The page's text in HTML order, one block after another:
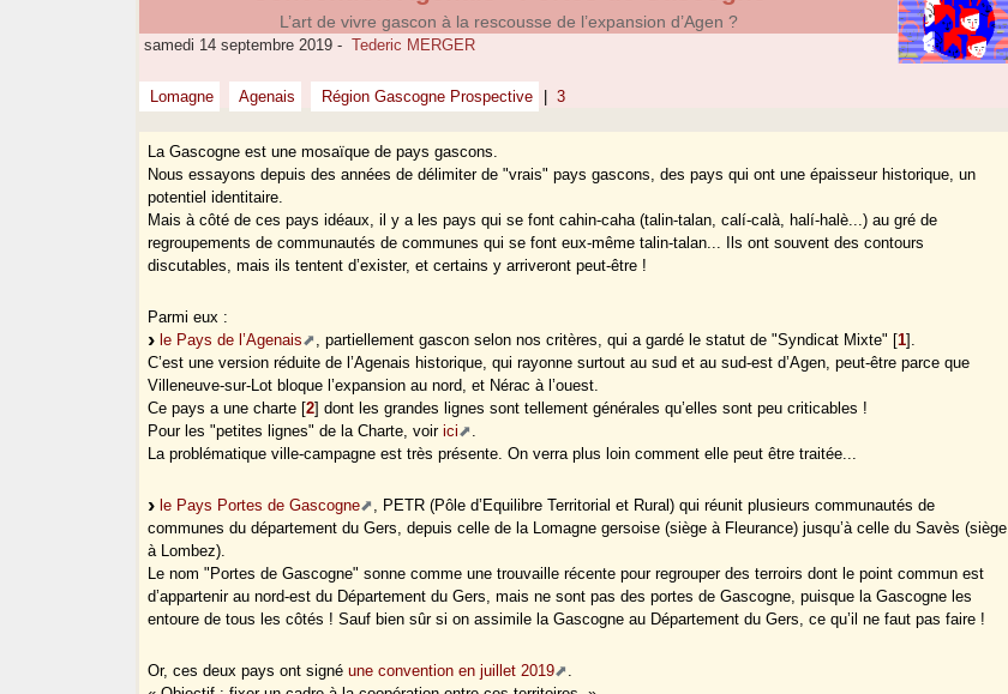
L’art de vivre gascon à la rescousse de l’expansion d’Agen ?
samedi 14 septembre 2019 - Tederic MERGER
Lomagne Agenais Région Gascogne Prospective 3
La Gascogne est une mosaïque de pays gascons.
Nous essayons depuis des années de délimiter de "vrais" pays gascons, des pays qui ont une épaisseur historique, un
potentiel identitaire.
Mais à côté de ces pays idéaux, il y a les pays qui se font cahin-caha (talin-talan, calí-calà, halí-halè...) au gré de
regroupements de communautés de communes qui se font eux-même talin-talan... Ils ont souvent des contours
discutables, mais ils tentent d’exister, et certains y arriveront peut-être !
Parmi eux :
le Pays de l’Agenais
, partiellement gascon selon nos critères, qui a gardé le statut de "Syndicat Mixte" [1] .
C’est une version réduite de l’Agenais historique, qui rayonne surtout au sud et au sud-est d’Agen, peut-être parce que
Villeneuve-sur-Lot bloque l’expansion au nord, et Nérac à l’ouest.
Ce pays a une charte [2] dont les grandes lignes sont tellement générales qu’elles sont peu criticables !
Pour les "petites lignes" de la Charte, voirici
.
La problématique ville-campagne est très présente. On verra plus loin comment elle peut être traitée...
le Pays Portes de Gascogne
, PETR (Pôle d’Equilibre Territorial et Rural) qui réunit plusieurs communautés de
communes du département du Gers, depuis celle de la Lomagne gersoise (siège à Fleurance) jusqu’à celle du Savès (siège
à Lombez).
Le nom "Portes de Gascogne" sonne comme une trouvaille récente pour regrouper des terroirs dont le point commun est
d’appartenir au nord-est du Département du Gers, mais ne sont pas des portes de Gascogne, puisque la Gascogne les
entoure de tous les côtés ! Sauf bien sûr si on assimile la Gascogne au Département du Gers, ce qu’il ne faut pas faire !
Or, ces deux pays ont signéune convention en juillet 2019
.